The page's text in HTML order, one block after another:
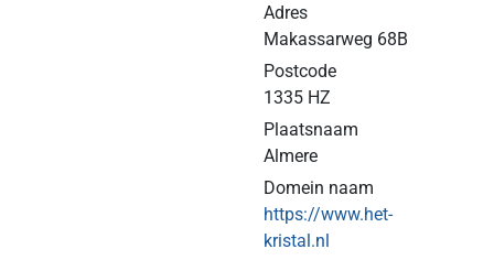
Adres
Makassarweg 68B
Postcode
1335 HZ
Plaatsnaam
Almere
Domein naam
https://www.het-
kristal.nl